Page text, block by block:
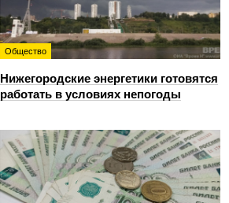
Общество
Нижегородские энергетики готовятся
работать в условиях непогоды